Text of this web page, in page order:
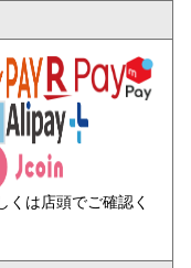
は店頭でご確認く